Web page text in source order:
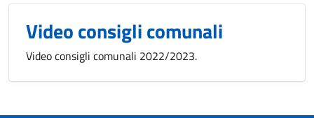
Video consigli comunali
Video consigli comunali 2022/2023.